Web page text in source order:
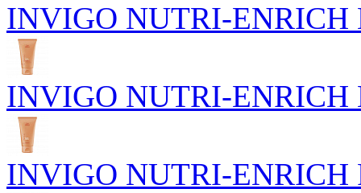
INVIGO NUTRI-ENRICH
INVIGO NUTRI-ENRICH
INVIGO NUTRI-ENRICH